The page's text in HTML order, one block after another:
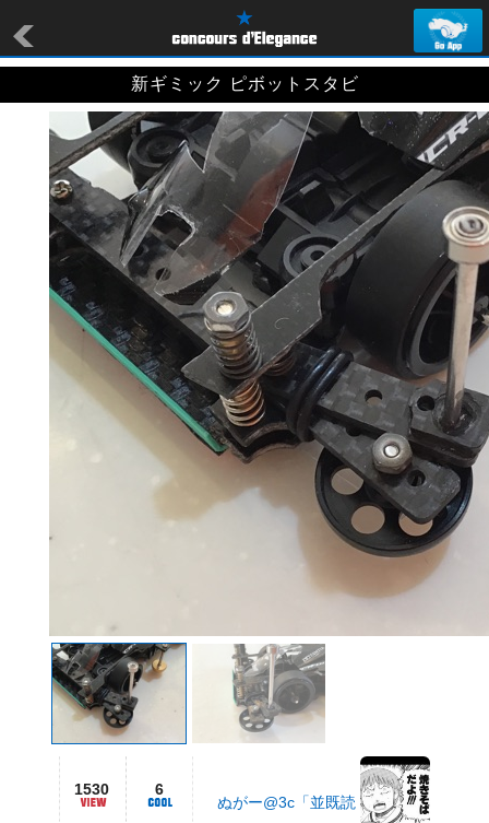
新ギミック ピボットスタビ
1530 6
ぬがー@3c「並既読